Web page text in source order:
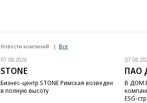
Новости компаний Все
07.08.2026
STONE
Бизнес-центр STONE Римская возведен
в полную высоту
ПАО
В
ESG-